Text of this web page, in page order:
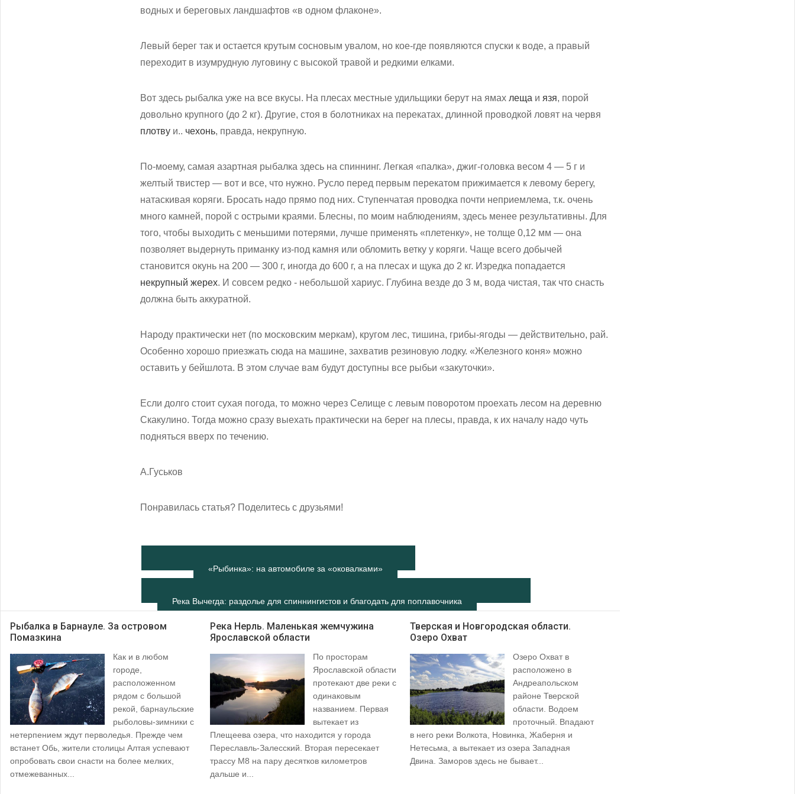
водных и береговых ландшафтов «в одном флаконе».
Левый берег так и остается крутым сосновым увалом, но кое-где появляются спуски к воде, а правый
переходит в изумрудную луговину с высокой травой и редкими елками.
Вот здесь рыбалка уже на все вкусы. На плесах местные удильщики берут на ямах леща и язя, порой
довольно крупного (до 2 кг). Другие, стоя в болотниках на перекатах, длинной проводкой ловят на червя
плотву и.. чехонь, правда, некрупную.
По-моему, самая азартная рыбалка здесь на спиннинг. Легкая «палка», джиг-головка весом 4 — 5 г и
желтый твистер — вот и все, что нужно. Русло перед первым перекатом прижимается к левому берегу,
натаскивая коряги. Бросать надо прямо под них. Ступенчатая проводка почти неприемлема, т.к. очень
много камней, порой с острыми краями. Блесны, по моим наблюдениям, здесь менее результативны. Для
того, чтобы выходить с меньшими потерями, лучше применять «плетенку», не толще 0,12 мм — она
позволяет выдернуть приманку из-под камня или обломить ветку у коряги. Чаще всего добычей
становится окунь на 200 — 300 г, иногда до 600 г, а на плесах и щука до 2 кг. Изредка попадается
некрупный жерех. И совсем редко - небольшой хариус. Глубина везде до 3 м, вода чистая, так что снасть
должна быть аккуратной.
Народу практически нет (по московским меркам), кругом лес, тишина, грибы-ягоды — действительно, рай.
Особенно хорошо приезжать сюда на машине, захватив резиновую лодку. «Железного коня» можно
оставить у бейшлота. В этом случае вам будут доступны все рыбьи «закуточки».
Если долго стоит сухая погода, то можно через Селище с левым поворотом проехать лесом на деревню
Скакулино. Тогда можно сразу выехать практически на берег на плесы, правда, к их началу надо чуть
подняться вверх по течению.
А.Гуськов
Понравилась статья? Поделитесь с друзьями!
«Рыбинка»: на автомобиле за «оковалками»
Река Вычегда: раздолье для спиннингистов и благодать для поплавочника
Рыбалка в Барнауле. За островом
Помазкина
Как и в любом
городе,
расположенном
рядом с большой
рекой, барнаульские
рыболовы-зимники с
нетерпением ждут перволедья. Прежде чем
встанет Обь, жители столицы Алтая успевают
опробовать свои снасти на более мелких,
отмежеванных...
Река Нерль. Маленькая жемчужина
Ярославской области
По просторам
Ярославской области
протекают две реки с
одинаковым
названием. Первая
вытекает из
Плещеева озера, что находится у города
Переславль-Залесский. Вторая пересекает
трассу М8 на пару десятков километров
дальше и...
Тверская и Новгородская области.
Озеро Охват
Озеро Охват в
расположено в
Андреапольском
районе Тверской
области. Водоем
проточный. Впадают
в него реки Волкота, Новинка, Жаберня и
Нетесьма, а вытекает из озера Западная
Двина. Заморов здесь не бывает...